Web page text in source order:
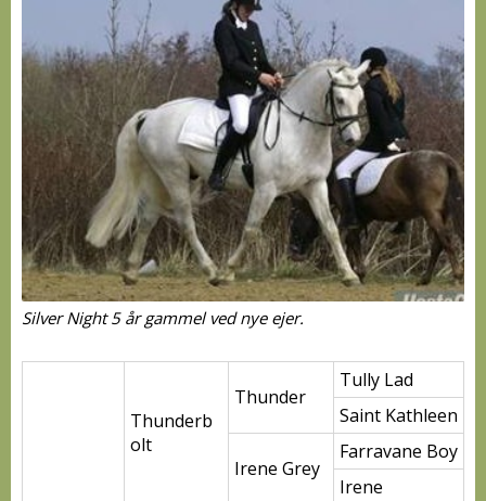
Silver Night 5 år gammel ved nye ejer.
Thunderb
olt
Thunder
Tully Lad
Saint Kathleen
Irene Grey
Farravane Boy
Irene